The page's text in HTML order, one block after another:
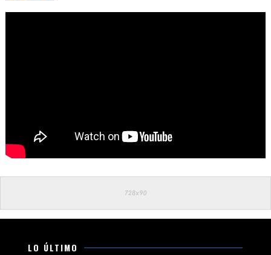
LO ÚLTIMO